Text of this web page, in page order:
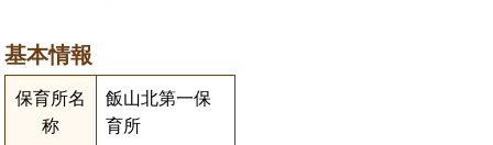
基本情報
保育所名
称
飯山北第一保
育所